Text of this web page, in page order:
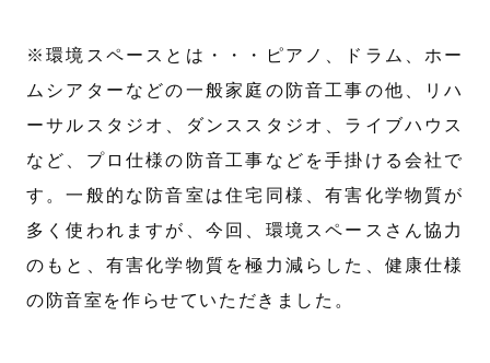
※環境スペースとは・・・ピアノ、ドラム、ホー
ムシアターなどの一般家庭の防音工事の他、リハ
ーサルスタジオ、ダンススタジオ、ライブハウス
など、プロ仕様の防音工事などを手掛ける会社で
す。一般的な防音室は住宅同様、有害化学物質が
多く使われますが、今回、環境スペースさん協力
のもと、有害化学物質を極力減らした、健康仕様
の防音室を作らせていただきました。